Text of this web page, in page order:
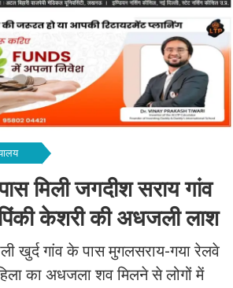
मिली जगदीश सराय गांव
केशरी की अधजली लाश
खुर्द गांव के पास मुगलसराय-गया रेलवे
का अधजला शव मिलने से लोगों में